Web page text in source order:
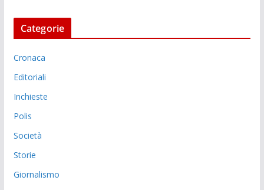
Categorie
Cronaca
Editoriali
Inchieste
Polis
Società
Storie
Giornalismo